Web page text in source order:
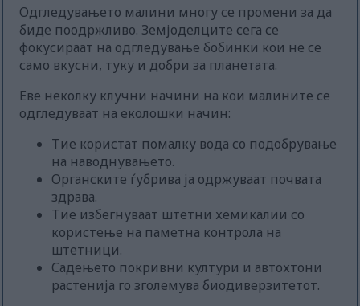
Одгледувањето малини многу се промени за да
биде поодржливо. Земјоделците сега се
фокусираат на одгледување бобинки кои не се
само вкусни, туку и добри за планетата.
Еве неколку клучни начини на кои малините се
одгледуваат на еколошки начин:
Тие користат помалку вода со подобрување
на наводнувањето.
Органските ѓубрива ја одржуваат почвата
здрава.
Тие избегнуваат штетни хемикалии со
користење на паметна контрола на
штетници.
Садењето покривни култури и автохтони
растенија го зголемува биодиверзитетот.